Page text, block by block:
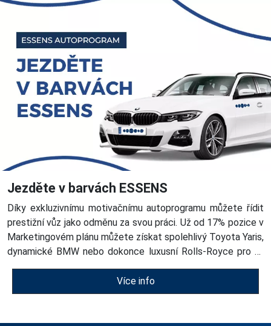
Jezděte v barvách ESSENS
Díky exkluzivnímu motivačnímu autoprogramu můžete řídit
prestižní vůz jako odměnu za svou práci. Už od 17% pozice v
Marketingovém plánu můžete získat spolehlivý Toyota Yaris,
dynamické BMW nebo dokonce luxusní Rolls-Royce pro ty
úplně nejúspěšnější. Stačí růst, plnit své cíle a ESSENS vám
otevře dveře k autu, které podtrhne váš styl i úspěch.
Více info